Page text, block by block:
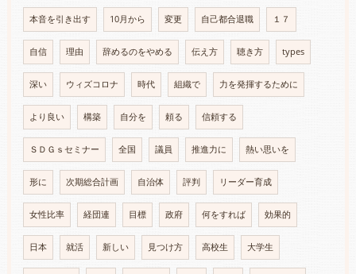
本音を引き出す 10月から 変更 自己都合退職 １７
自信 理由 辞めるのをやめる 伝え方 聴き方 types
深い ウィズコロナ 時代 組織で 力を発揮するために
より良い 構築 自分を 頼る 信頼する
ＳＤＧｓセミナー 全国 議員 推進力に 熱い思いを
形に 次期総合計画 自治体 評判 リーダー育成
女性比率 経団連 目標 政府 何をすれば 効果的
日本 就活 新しい 見つけ方 高校生 大学生